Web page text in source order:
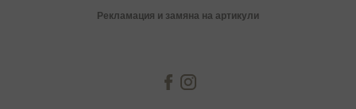
Рекламация и замяна на артикули